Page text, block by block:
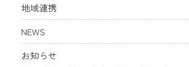
地域連携
NEWS
お知らせ